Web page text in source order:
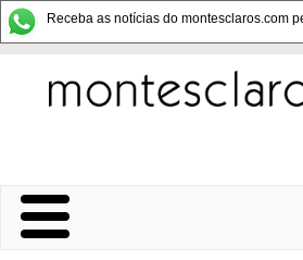
Receba as notícias do montesclaros.com